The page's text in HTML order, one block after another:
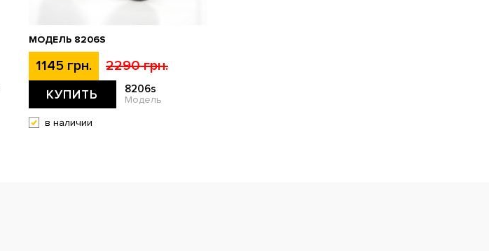
МОДЕЛЬ 8206S
1145 грн. 2290 грн.
КУПИТЬ 8206s
Модель
в наличии